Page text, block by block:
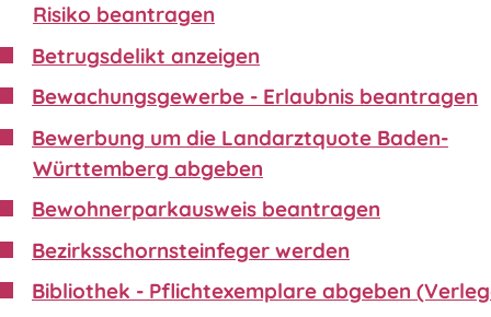
Risiko beantragen
Betrugsdelikt anzeigen
Bewachungsgewerbe - Erlaubnis beantragen
Bewerbung um die Landarztquote Baden-
Württemberg abgeben
Bewohnerparkausweis beantragen
Bezirksschornsteinfeger werden
Bibliothek - Pflichtexemplare abgeben